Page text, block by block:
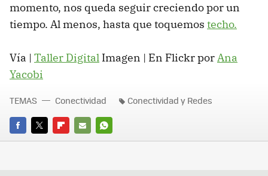
momento, nos queda seguir creciendo por un
tiempo. Al menos, hasta que toquemos techo.
Vía | Taller Digital Imagen | En Flickr porAna
Yacobi
FACEBOOK
TWITTERFLIPBOARD
E-
WHATSAPP
TEMAS Conectividad Conectividad y Redes